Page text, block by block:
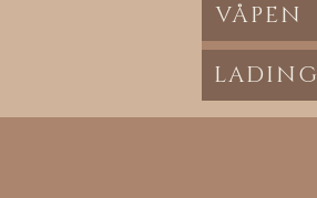
VÅPEN
LADING